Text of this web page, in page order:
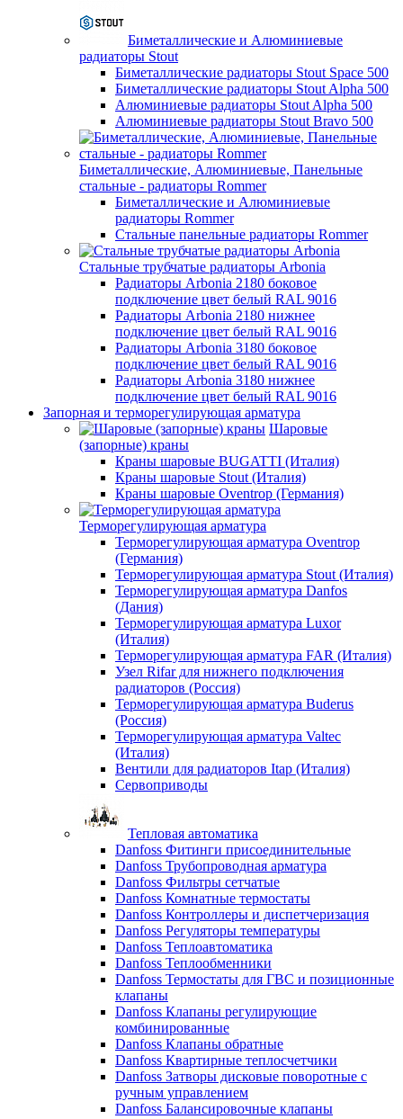
Биметаллические и Алюминиевые
радиаторы Stout
Биметаллические радиаторы Stout Space 500
Биметаллические радиаторы Stout Alpha 500
Алюминиевые радиаторы Stout Alpha 500
Алюминиевые радиаторы Stout Bravo 500
Биметаллические, Алюминиевые, Панельные
стальные - радиаторы Rommer
Биметаллические и Алюминиевые
радиаторы Rommer
Стальные панельные радиаторы Rommer
Стальные трубчатые радиаторы Arbonia
Радиаторы Arbonia 2180 боковое
подключение цвет белый RAL 9016
Радиаторы Arbonia 2180 нижнее
подключение цвет белый RAL 9016
Радиаторы Arbonia 3180 боковое
подключение цвет белый RAL 9016
Радиаторы Arbonia 3180 нижнее
подключение цвет белый RAL 9016
Запорная и терморегулирующая арматура
Шаровые
(запорные) краны
Краны шаровые BUGATTI (Италия)
Краны шаровые Stout (Италия)
Краны шаровые Oventrop (Германия)
Терморегулирующая арматура
Терморегулирующая арматура Oventrop
(Германия)
Терморегулирующая арматура Stout (Италия)
Терморегулирующая арматура Danfos
(Дания)
Терморегулирующая арматура Luxor
(Италия)
Терморегулирующая арматура FAR (Италия)
Узел Rifar для нижнего подключения
радиаторов (Россия)
Терморегулирующая арматура Buderus
(Россия)
Терморегулирующая арматура Valtec
(Италия)
Вентили для радиаторов Itap (Италия)
Сервоприводы
Тепловая автоматика
Danfoss Фитинги присоединительные
Danfoss Трубопроводная арматура
Danfoss Фильтры сетчатые
Danfoss Комнатные термостаты
Danfoss Контроллеры и диспетчеризация
Danfoss Регуляторы температуры
Danfoss Теплоавтоматика
Danfoss Теплообменники
Danfoss Термостаты для ГВС и позиционные
клапаны
Danfoss Клапаны регулирующие
комбинированные
Danfoss Клапаны обратные
Danfoss Квартирные теплосчетчики
Danfoss Затворы дисковые поворотные с
ручным управлением
Danfoss Балансировочные клапаны